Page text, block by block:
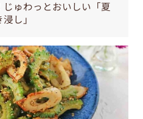
ゅわっとおいしい「夏
し」